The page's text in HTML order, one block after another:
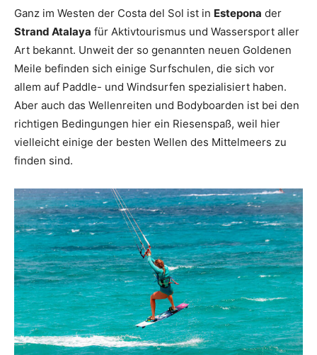
Ganz im Westen der Costa del Sol ist in Estepona der
Strand Atalaya für Aktivtourismus und Wassersport aller
Art bekannt. Unweit der so genannten neuen Goldenen
Meile befinden sich einige Surfschulen, die sich vor
allem auf Paddle- und Windsurfen spezialisiert haben.
Aber auch das Wellenreiten und Bodyboarden ist bei den
richtigen Bedingungen hier ein Riesenspaß, weil hier
vielleicht einige der besten Wellen des Mittelmeers zu
finden sind.